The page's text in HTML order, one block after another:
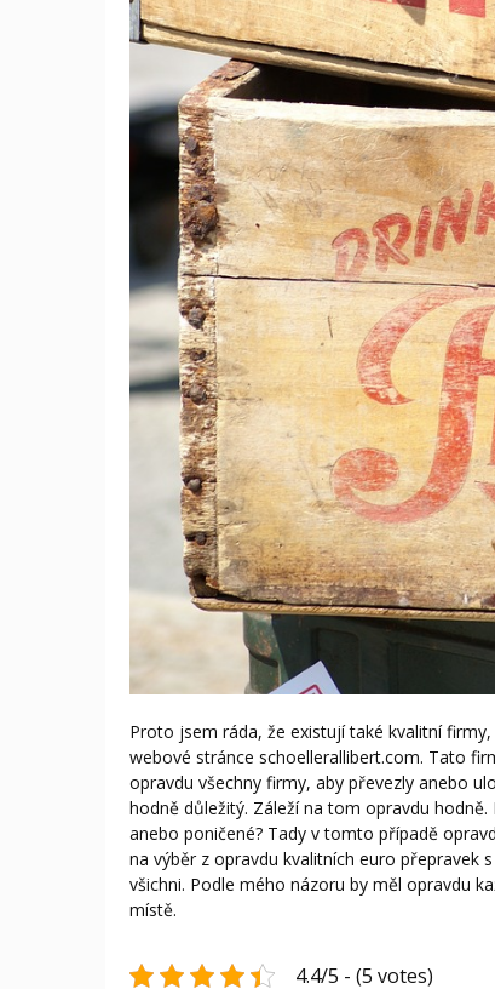
Proto jsem ráda, že existují také kvalitní
webové stránce schoellerallibert.com. Tato
opravdu všechny firmy, aby převezly anebo
hodně důležitý. Záleží na tom opravdu
anebo poničené? Tady v tomto případě
na výběr z opravdu kvalitních euro přepravek
všichni. Podle mého názoru by měl opravdu
místě.
4.4/5 - (5 votes)